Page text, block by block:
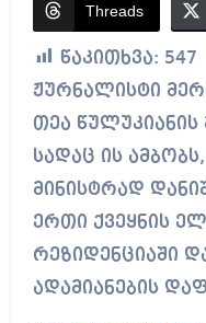
Threads
წაკითხვა: 547
ჟურნალისტი მერაბ მეტრეველი ეხმიანება
თეა
სადაც ის
მინისტრად
ერთი ქვეყნის
რეზიდენციაში
ადამიანების